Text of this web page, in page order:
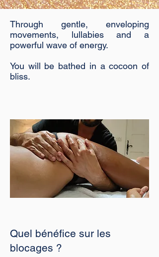
Through gentle, enveloping
movements, lullabies and a
powerful wave of energy.
You will be bathed in a cocoon of
bliss.
Quel bénéfice sur les
blocages ?